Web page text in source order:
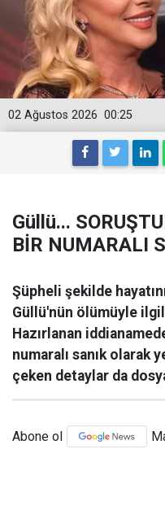
00:25
02 Ağustos 2026
Güllü...
BİR NUMARALI
Şüpheli şekilde
Güllü'nün ölümüyle
Hazırlanan
numaralı sanık olarak
çeken detaylar da
Abone ol